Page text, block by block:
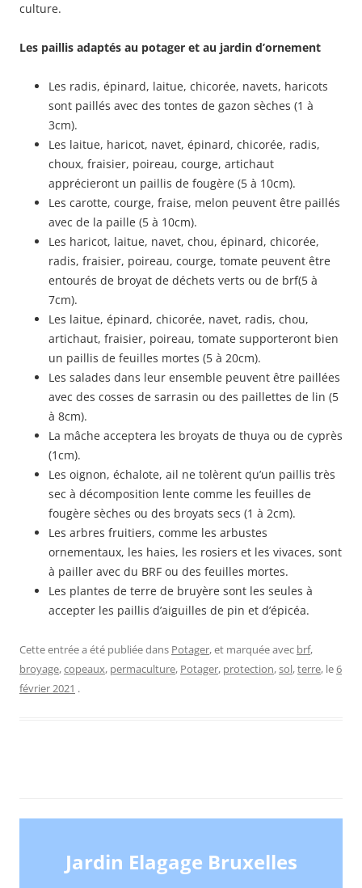
culture.
Les paillis adaptés au potager et au jardin d’ornement
Les radis, épinard, laitue, chicorée, navets, haricots
sont paillés avec des tontes de gazon sèches (1 à
3cm).
Les laitue, haricot, navet, épinard, chicorée, radis,
choux, fraisier, poireau, courge, artichaut
apprécieront un paillis de fougère (5 à 10cm).
Les carotte, courge, fraise, melon peuvent être paillés
avec de la paille (5 à 10cm).
Les haricot, laitue, navet, chou, épinard, chicorée,
radis, fraisier, poireau, courge, tomate peuvent être
entourés de broyat de déchets verts ou de brf(5 à
7cm).
Les laitue, épinard, chicorée, navet, radis, chou,
artichaut, fraisier, poireau, tomate supporteront bien
un paillis de feuilles mortes (5 à 20cm).
Les salades dans leur ensemble peuvent être paillées
avec des cosses de sarrasin ou des paillettes de lin (5
à 8cm).
La mâche acceptera les broyats de thuya ou de cyprès
(1cm).
Les oignon, échalote, ail ne tolèrent qu’un paillis très
sec à décomposition lente comme les feuilles de
fougère sèches ou des broyats secs (1 à 2cm).
Les arbres fruitiers, comme les arbustes
ornementaux, les haies, les rosiers et les vivaces, sont
à pailler avec du BRF ou des feuilles mortes.
Les plantes de terre de bruyère sont les seules à
accepter les paillis d’aiguilles de pin et d’épicéa.
Cette entrée a été publiée dans Potager, et marquée avec brf,
broyage,copeaux, permaculture, Potager, protection,sol,terre, le6
février 2021 .
Jardin Elagage Bruxelles